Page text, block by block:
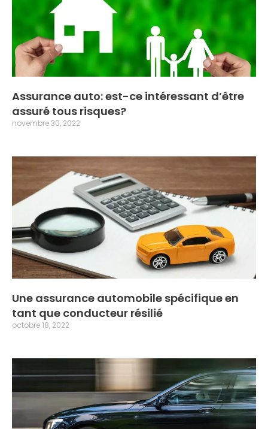
Assurance auto: est-ce intéressant d’être
assuré tous risques?
novembre 30, 2022
Une assurance automobile spécifique en
tant que conducteur résilié
octobre 18, 2022